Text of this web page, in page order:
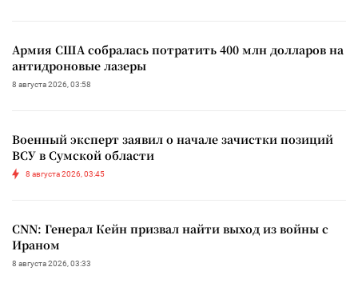
Армия США собралась потратить 400 млн долларов на
антидроновые лазеры
8 августа 2026, 03:58
Военный эксперт заявил о начале зачистки позиций
ВСУ в Сумской области
8 августа 2026, 03:45
CNN: Генерал Кейн призвал найти выход из войны с
Ираном
8 августа 2026, 03:33